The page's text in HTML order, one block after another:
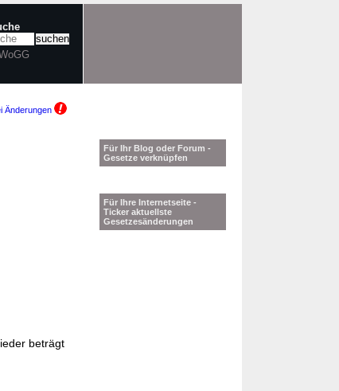
Änderungen
beträgt
Für Ihr Blog oder Forum -
Gesetze verknüpfen
Für Ihre Internetseite -
Ticker aktuellste
Gesetzesänderungen